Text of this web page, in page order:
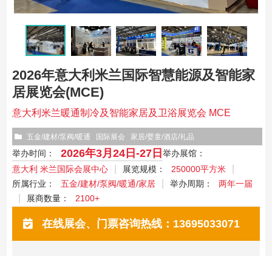
2026年意大利米兰国际智慧能源及智能家
居展览会(MCE)
意大利米兰暖通制冷及智能家居及卫浴展览会 MCE
五金/建材/泵阀/暖通 国际展会 家居/婴童/酒店/礼品
举办时间： 2026年3月24日-27日 举办展馆：
意大利 米兰国际会展中心
展览规模：
250000平方米
所属行业：
五金/建材/泵阀/暖通/家居 举办周期：
两年一届
展商数量：
2100+
在线展会、门票咨询热线：13695033071